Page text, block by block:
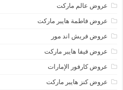
عروض عالم ماركت
عروض فاطمة هايبر ماركت
عروض فريش اند مور
عروض فيفا هايبر ماركت
عروض كارفور الإمارات
عروض كنز هايبر ماركت